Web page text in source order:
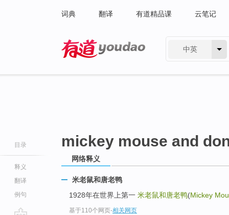
词典 翻译 有道精品课 云笔记
中英
目录
释义
翻译
例句
mickey mouse and
网络释义
米老鼠和唐老鸭
1928年在世界上第一 米老鼠和唐老鸭(Mickey
基于110个网页-相关网页